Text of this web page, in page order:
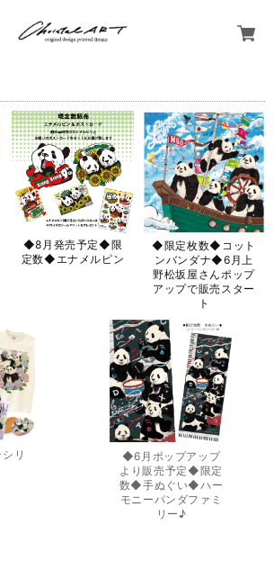
◆8月発売予定◆限
定数◆エナメルピン
◆限定枚数◆コット
ンバンダナ◆6月上
野松坂屋さんポップ
アップで販売スター
ト
リ
◆6月ポップアップ
より販売予定◆限定
数◆手ぬぐい◆ハー
モニーパンダファミ
リー♪